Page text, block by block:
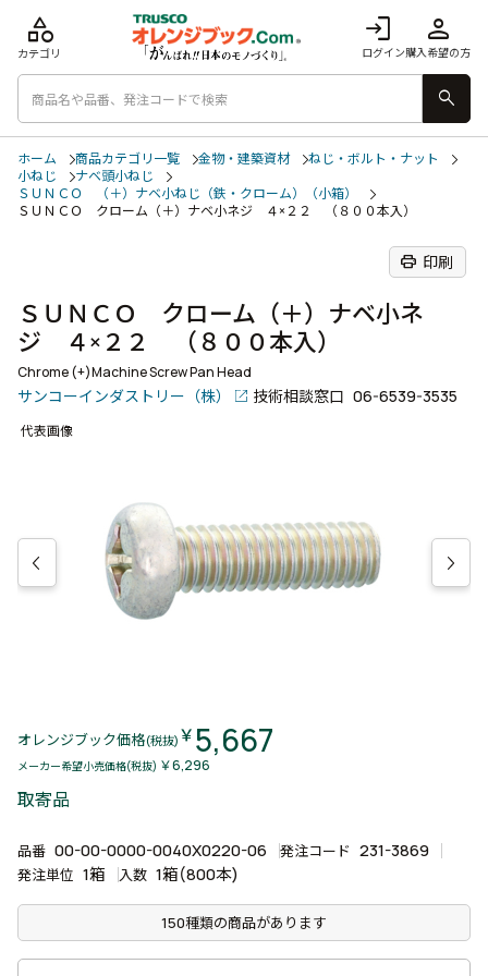
login
ログイン
person
購入希望の方
category
カテゴリ
search
ホーム 商品カテゴリ一覧 金物・建築資材
ねじ・ボルト・ナット
小ねじ
ナベ頭小ねじ
ＳＵＮＣＯ （＋）ナベ小ねじ（鉄・クローム）（小箱）
ＳＵＮＣＯ クローム（＋）ナベ小ネジ ４×２２ （８００本入）
print 印刷
ＳＵＮＣＯ クローム（＋）ナベ小ネ
ジ ４×２２ （８００本入）
Chrome (+)Machine Screw Pan Head
サンコーインダストリー（株） 技術相談窓口 06-6539-3535
代表画像
オレンジブック価格(税抜) ￥5,667
メーカー希望小売価格(税抜) ￥6,296
取寄品
品番 00-00-0000-0040X0220-06 発注コード 231-3869
発注単位 1箱 入数 1箱(800本)
150種類の商品があります